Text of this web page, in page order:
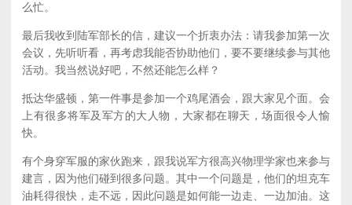
么忙。
最后我收到陆军部长的信，建议一个折衷办法：请我参加第一次
会议，先听听看，再考虑我能否协助他们，要不要继续参与其他
活动。我当然说好吧，不然还能怎么样？
抵达华盛顿，第一件事是参加一个鸡尾酒会，跟大家见个面。会
上有很多将军及军方的大人物，大家都在聊天，场面很令人愉
快。
有个身穿军服的家伙跑来，跟我说军方很高兴物理学家也来参与
建言，因为他们碰到很多问题。其中一个问题是，他们的坦克车
油耗得很快，走不远，因此问题是如何能一边走、一边加油。这